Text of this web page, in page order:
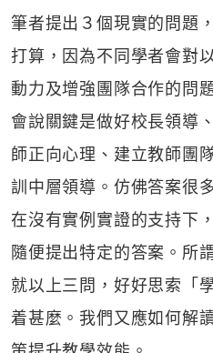
筆者提出３個現實的問題
打算，因為不同學者會對
動力及增強團隊合作的問
會說關鍵是做好校長領導
師正向心理、建立教師團
訓中層領導。仿佛答案很
在沒有實例實證的支持下
隨便提出特定的答案。所
就以上三問，好好思索「
着甚麼。我們又應如何解